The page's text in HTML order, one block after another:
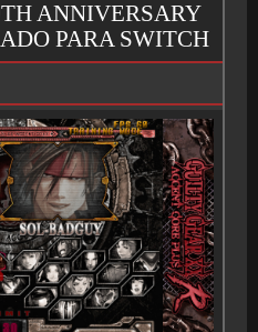
ANNIVERSARY
PARA SWITCH